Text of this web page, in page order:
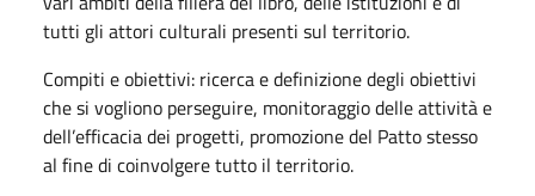
tutti gli attori culturali presenti sul territorio.
Compiti e obiettivi: ricerca e definizione degli obiettivi
che si vogliono perseguire, monitoraggio delle attività e
dell’efficacia dei progetti, promozione del Patto stesso
al fine di coinvolgere tutto il territorio.